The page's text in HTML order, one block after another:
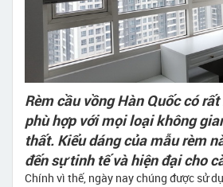
Rèm cầu vồng Hàn Quốc có
phù hợp với mọi loại không
thất. Kiểu dáng của mẫu rèm
đến sự tinh tế và hiện đại cho
Chính vì thế, ngày nay chúng được sử